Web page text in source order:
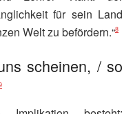
für sein Land
Welt zu befördern.“8
scheinen, / so